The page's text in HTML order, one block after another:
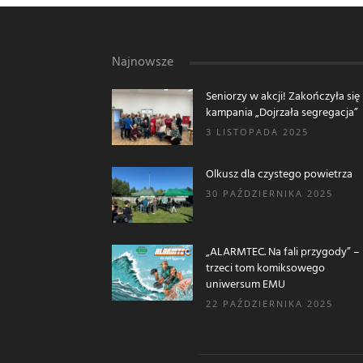
Najnowsze
Seniorzy w akcji! Zakończyła się
kampania „Dojrzała segregacja”
3 LISTOPADA 2025
Olkusz dla czystego powietrza
30 PAŹDZIERNIKA 2025
„ALARMTEC. Na fali przygody” –
trzeci tom komiksowego
uniwersum EMU
22 PAŹDZIERNIKA 2025